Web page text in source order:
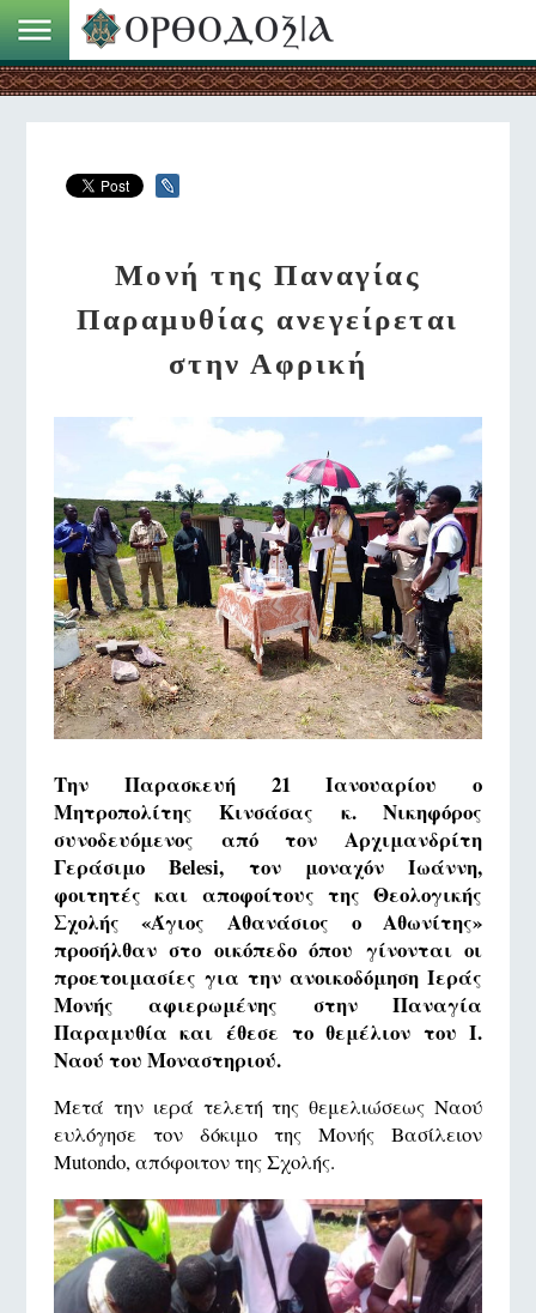
Μονή της Παναγίας
Παραμυθίας ανεγείρεται
στην Αφρική
Την Παρασκευή 21 Ιανουαρίου ο
Μητροπολίτης Κινσάσας κ. Νικηφόρος
συνοδευόμενος από τον Αρχιμανδρίτη
Γεράσιμο Belesi, τον μοναχόν Ιωάννη,
φοιτητές και αποφοίτους της Θεολογικής
Σχολής «Άγιος Αθανάσιος ο Αθωνίτης»
προσήλθαν στο οικόπεδο όπου γίνονται οι
προετοιμασίες για την ανοικοδόμηση Ιεράς
Μονής αφιερωμένης στην Παναγία
Παραμυθία και έθεσε το θεμέλιον του Ι.
Ναού του Μοναστηριού.
Μετά την ιερά τελετή της θεμελιώσεως Ναού
ευλόγησε τον δόκιμο της Μονής Βασίλειον
Mutondo, απόφοιτον της Σχολής.